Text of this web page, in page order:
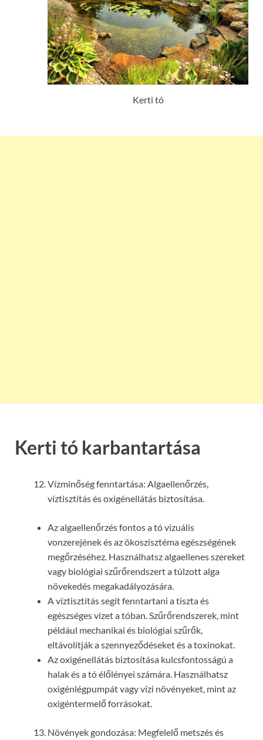
Kerti tó
Kerti tó karbantartása
Vízminőség fenntartása: Algaellenőrzés,
víztisztítás és oxigénellátás biztosítása.
Az algaellenőrzés fontos a tó vizuális
vonzerejének és az ökoszisztéma egészségének
megőrzéséhez. Használhatsz algaellenes szereket
vagy biológiai szűrőrendszert a túlzott alga
növekedés megakadályozására.
A víztisztítás segít fenntartani a tiszta és
egészséges vizet a tóban. Szűrőrendszerek, mint
például mechanikai és biológiai szűrők,
eltávolítják a szennyeződéseket és a toxinokat.
Az oxigénellátás biztosítása kulcsfontosságú a
halak és a tó élőlényei számára. Használhatsz
oxigénlégpumpát vagy vízi növényeket, mint az
oxigéntermelő forrásokat.
Növények gondozása: Megfelelő metszés és